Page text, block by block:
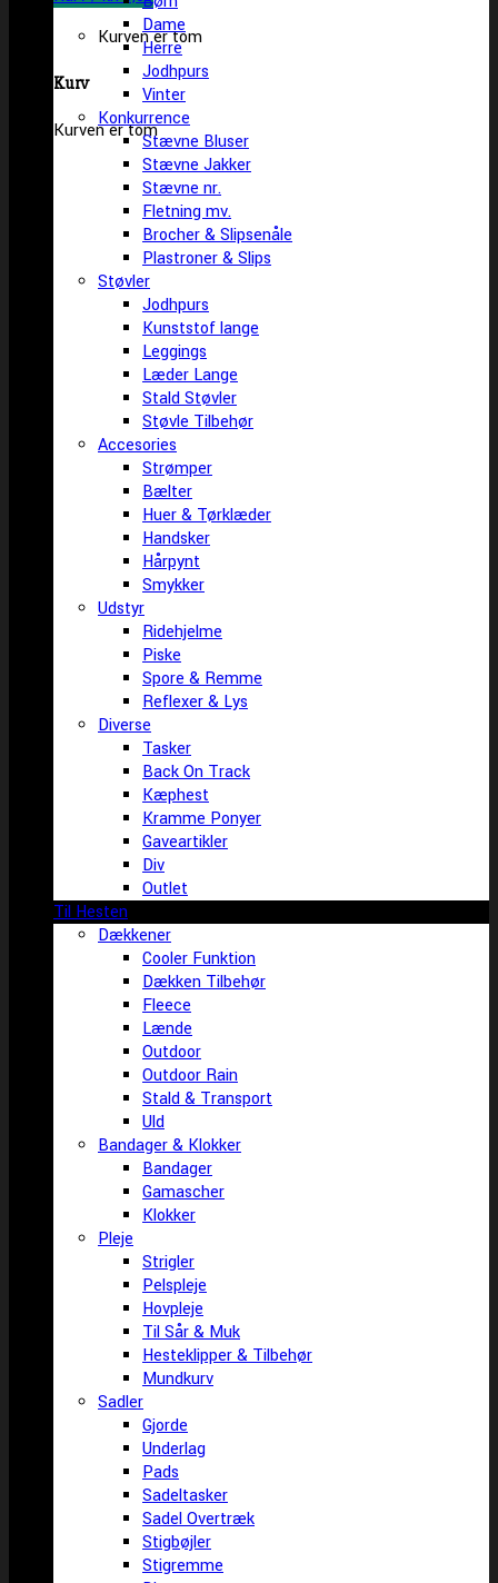
Kurven er tom
Kurv
Kurven er tom
Dame
Herre
Jodhpurs
Vinter
Konkurrence
Stævne Bluser
Stævne Jakker
Stævne nr.
Fletning mv.
Brocher & Slipsenåle
Plastroner & Slips
Støvler
Jodhpurs
Kunststof lange
Leggings
Læder Lange
Stald Støvler
Støvle Tilbehør
Accesories
Strømper
Bælter
Huer & Tørklæder
Handsker
Hårpynt
Smykker
Udstyr
Ridehjelme
Piske
Spore & Remme
Reflexer & Lys
Diverse
Tasker
Back On Track
Kæphest
Kramme Ponyer
Gaveartikler
Div
Outlet
Til Hesten
Dækkener
Cooler Funktion
Dækken Tilbehør
Fleece
Lænde
Outdoor
Outdoor Rain
Stald & Transport
Uld
Bandager & Klokker
Bandager
Gamascher
Klokker
Pleje
Strigler
Pelspleje
Hovpleje
Til Sår & Muk
Hesteklipper & Tilbehør
Mundkurv
Sadler
Gjorde
Underlag
Pads
Sadeltasker
Sadel Overtræk
Stigbøjler
Stigremme